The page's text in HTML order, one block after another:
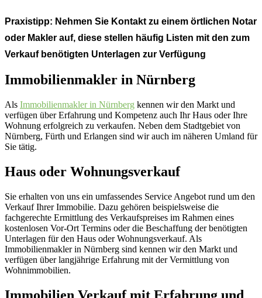
Praxistipp: Nehmen Sie Kontakt zu einem örtlichen Notar
oder Makler auf, diese stellen häufig Listen mit den zum
Verkauf benötigten Unterlagen zur Verfügung
Immobilienmakler in Nürnberg
Als Immobilienmakler in Nürnberg kennen wir den Markt und
verfügen über Erfahrung und Kompetenz auch Ihr Haus oder Ihre
Wohnung erfolgreich zu verkaufen. Neben dem Stadtgebiet von
Nürnberg, Fürth und Erlangen sind wir auch im näheren Umland für
Sie tätig.
Haus oder Wohnungsverkauf
Sie erhalten von uns ein umfassendes Service Angebot rund um den
Verkauf Ihrer Immobilie. Dazu gehören beispielsweise die
fachgerechte Ermittlung des Verkaufspreises im Rahmen eines
kostenlosen Vor-Ort Termins oder die Beschaffung der benötigten
Unterlagen für den Haus oder Wohnungsverkauf. Als
Immobilienmakler in Nürnberg sind kennen wir den Markt und
verfügen über langjährige Erfahrung mit der Vermittlung von
Wohnimmobilien.